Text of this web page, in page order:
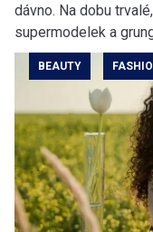
dávno. Na dobu
supermodelek a
BEAUTY